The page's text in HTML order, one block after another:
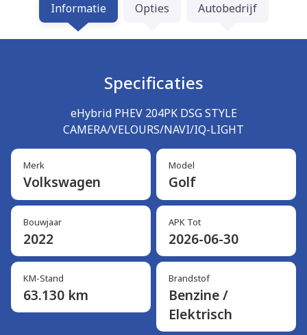
Informatie Opties Autobedrijf
Specificaties
eHybrid PHEV 204PK DSG STYLE
CAMERA/VELOURS/NAVI/IQ-LIGHT
Merk
Volkswagen
Model
Golf
Bouwjaar
2022
APK Tot
2026-06-30
KM-Stand
63.130 km
Brandstof
Benzine /
Elektrisch